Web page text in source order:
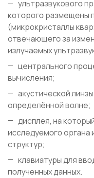
ультразвукового
которого размещены
(микрокристаллы
отвечающего за
излучаемых
центрального
вычисления;
акустической
определённой волне;
дисплея, на
исследуемого органа
структур;
клавиатуры для
полученных данных.